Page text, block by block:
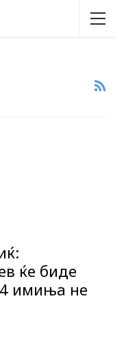
ќе биде
имиња не